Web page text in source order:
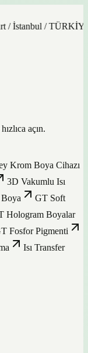
/ TÜRKİYE
açın.
Krom Boya Cihazı
3D Vakumlu Isı
GT Soft
Hologram Boyalar
Fosfor Pigmenti
Isı Transfer